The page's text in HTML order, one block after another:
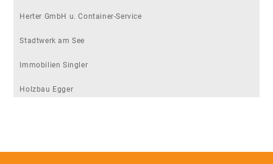
Herter GmbH u. Container-Service
Stadtwerk am See
Immobilien Singler
Holzbau Egger